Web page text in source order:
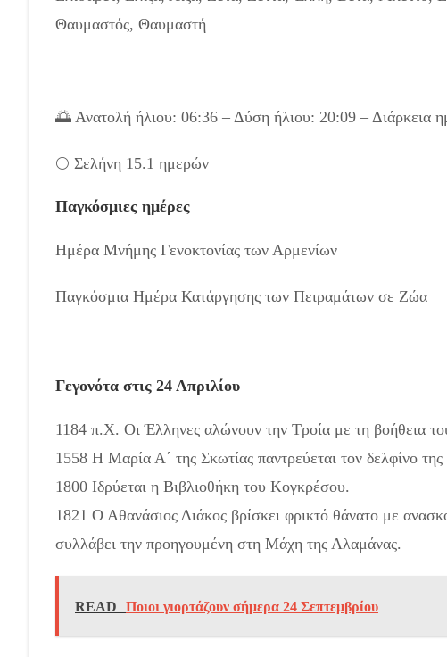
Θαυμαστός, Θαυμαστή
🌅 Ανατολή ήλιου: 06:36 – Δύση ήλιου: 20:09 – Διάρκεια
🌕 Σελήνη 15.1 ημερών
Παγκόσμιες ημέρες
Ημέρα Μνήμης Γενοκτονίας των Αρμενίων
Παγκόσμια Ημέρα Κατάργησης των Πειραμάτων σε Ζώα
Γεγονότα στις 24 Απριλίου
1184 π.Χ. Οι Έλληνες αλώνουν την Τροία με τη βοήθεια
1558 Η Μαρία Α΄ της Σκωτίας παντρεύεται τον δελφίνο
1800 Ιδρύεται η Βιβλιοθήκη του Κογκρέσου.
1821 Ο Αθανάσιος Διάκος βρίσκει φρικτό θάνατο με
συλλάβει την προηγουμένη στη Μάχη της Αλαμάνας.
READ Ποιοι γιορτάζουν σήμερα 24 Σεπτεμβρίου